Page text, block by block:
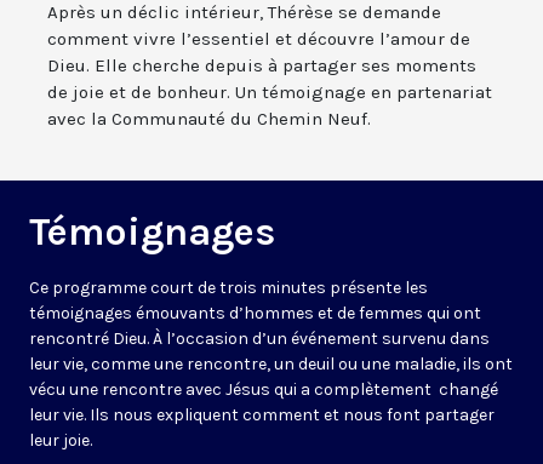
Après un déclic intérieur, Thérèse se demande
comment vivre l’essentiel et découvre l’amour de
Dieu. Elle cherche depuis à partager ses moments
de joie et de bonheur. Un témoignage en partenariat
avec la Communauté du Chemin Neuf.
Témoignages
Ce programme court de trois minutes présente les
témoignages émouvants d’hommes et de femmes qui ont
rencontré Dieu. À l’occasion d’un événement survenu dans
leur vie, comme une rencontre, un deuil ou une maladie, ils ont
vécu une rencontre avec Jésus qui a complètement changé
leur vie. Ils nous expliquent comment et nous font partager
leur joie.